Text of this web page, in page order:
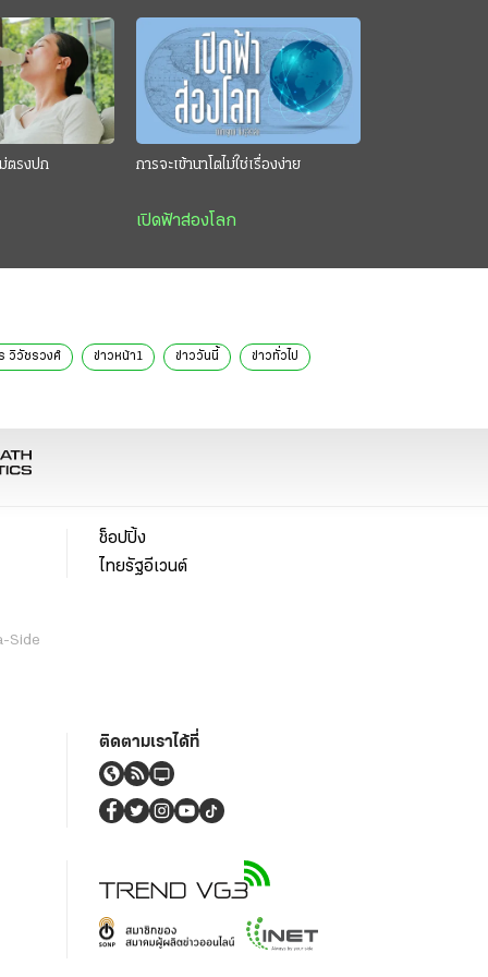
ตรงปก การจะเข้านาโตไม่ใช่เรื่องง่าย
เปิดฟ้าส่องโลก
วิวัชรวงศ์ ข่าวหน้า1 ข่าววันนี้ ข่าวทั่วไป
Side
ช็อปปิ้ง
ไทยรัฐอีเวนต์
ติดตามเราได้ที่